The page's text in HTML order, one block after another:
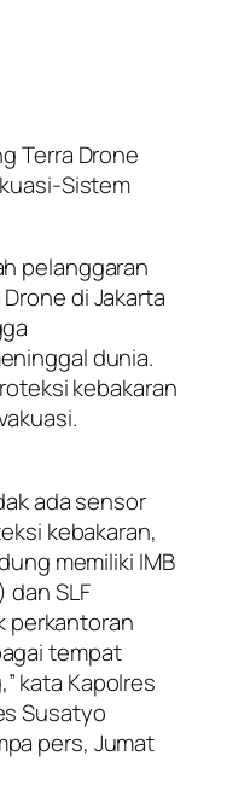
Terra Drone
Sistem
pelanggaran
di Jakarta
dunia.
kebakaran
ada sensor
kebakaran,
memiliki IMB
SLF
perkantoran
tempat
kata Kapolres
Susatyo
pers, Jumat